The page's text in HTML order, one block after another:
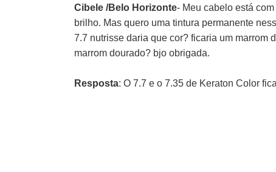
Cibele /Belo Horizonte- Meu cabelo está
brilho. Mas quero uma tintura permanente
7.7 nutrisse daria que cor? ficaria um marrom
marrom dourado? bjo obrigada.
Resposta: O 7.7 e o 7.35 de Keraton Color